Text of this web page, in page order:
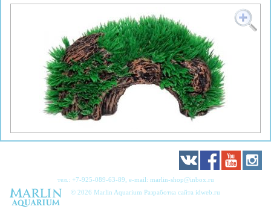
тел.: +7-925-089-63-89, e-mail: marlin-shop@inbox.ru
© 2026 Marlin Aquarium Разработка сайта idweb.ru